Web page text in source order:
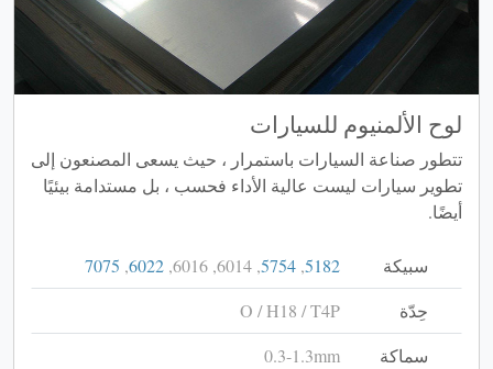
لوح الألمنيوم للسيارات
تتطور صناعة السيارات باستمرار ، حيث يسعى المصنعون إلى
تطوير سيارات ليست عالية الأداء فحسب ، بل مستدامة بيئيًا
أيضًا.
سبيكة 5182
,
5754
, 6014, 6016,
6022
,
7075
حِدّة
O / H18 / T4P
سماكة
0.3-1.3mm